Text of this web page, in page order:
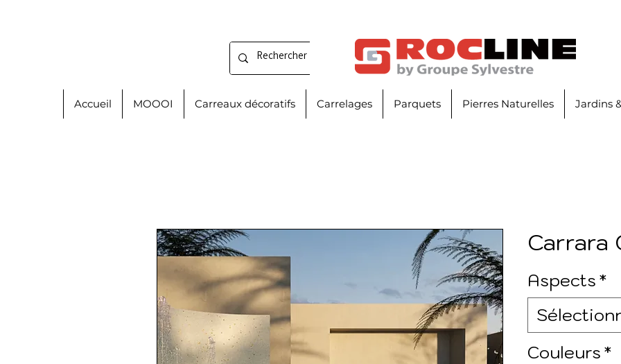
Accueil MOOOI Carreaux décoratifs Carrelages Parquets Pierres Naturelles Jardins
Carrara
Aspects*
Couleurs*